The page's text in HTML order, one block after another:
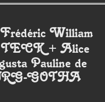
William
TECK+Alice
Pauline de
GOTHA